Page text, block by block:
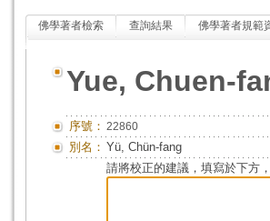
佛學著者檢索 查詢結果 佛學著者規範
Yue, Chuen-
序號： 22860
別名： Yü, Chün-fang
請將校正的建議，填寫於下方